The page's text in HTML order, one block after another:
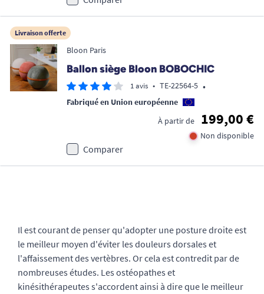
Livraison offerte
Bloon Paris
Ballon siège Bloon BOBOCHIC
1 avis • TE-22564-5 •
Fabriqué en Union européenne
À partir de
199,00 €
Non disponible
Comparer
Il est courant de penser qu'adopter une posture droite est
le meilleur moyen d'éviter les douleurs dorsales et
l'affaissement des vertèbres. Or cela est contredit par de
nombreuses études. Les ostéopathes et
kinésithérapeutes s'accordent ainsi à dire que le meilleur